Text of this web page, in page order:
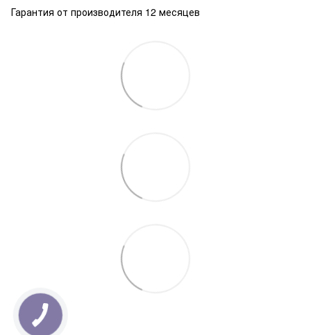
Гарантия от производителя 12 месяцев